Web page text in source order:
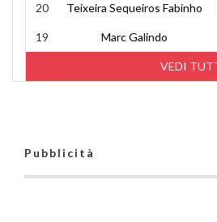
VEDI
20 Teixeira Sequeiros Fabinho
19 Marc Galindo
Pubblicità